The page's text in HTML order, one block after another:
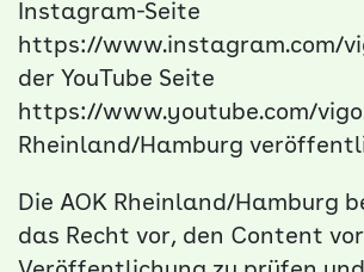
Instagram-Seite
https://www.instagram.com/
der YouTube Seite
https://www.youtube.com/
Rheinland/Hamburg
Die AOK Rheinland/Hamburg
das Recht vor, den Content